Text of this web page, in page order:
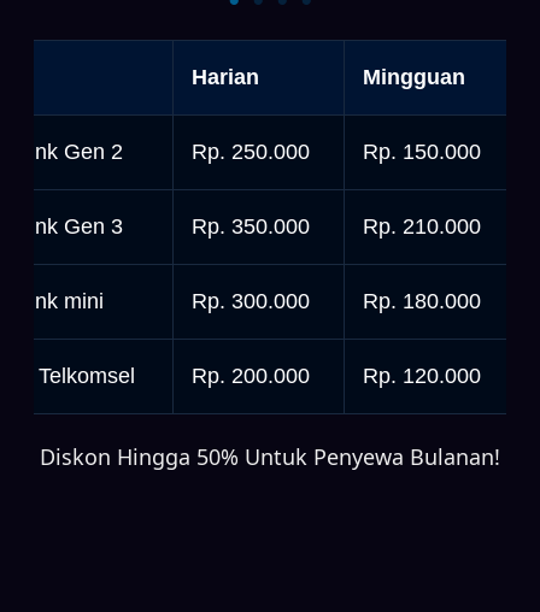
Harian Mingguan
Gen 2 Rp. 250.000 Rp. 150.000
Gen 3 Rp. 350.000 Rp. 210.000
mini Rp. 300.000 Rp. 180.000
Telkomsel Rp. 200.000 Rp. 120.000
Diskon Hingga 50% Untuk Penyewa Bulanan!